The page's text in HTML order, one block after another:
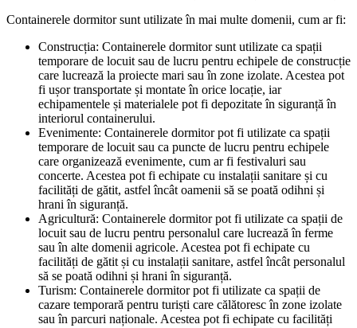
Containerele dormitor sunt utilizate în mai multe domenii, cum ar fi:
Construcția: Containerele dormitor sunt utilizate ca spații
temporare de locuit sau de lucru pentru echipele de construcție
care lucrează la proiecte mari sau în zone izolate. Acestea pot
fi ușor transportate și montate în orice locație, iar
echipamentele și materialele pot fi depozitate în siguranță în
interiorul containerului.
Evenimente: Containerele dormitor pot fi utilizate ca spații
temporare de locuit sau ca puncte de lucru pentru echipele
care organizează evenimente, cum ar fi festivaluri sau
concerte. Acestea pot fi echipate cu instalații sanitare și cu
facilități de gătit, astfel încât oamenii să se poată odihni și
hrani în siguranță.
Agricultură: Containerele dormitor pot fi utilizate ca spații de
locuit sau de lucru pentru personalul care lucrează în ferme
sau în alte domenii agricole. Acestea pot fi echipate cu
facilități de gătit și cu instalații sanitare, astfel încât personalul
să se poată odihni și hrani în siguranță.
Turism: Containerele dormitor pot fi utilizate ca spații de
cazare temporară pentru turiști care călătoresc în zone izolate
sau în parcuri naționale. Acestea pot fi echipate cu facilități